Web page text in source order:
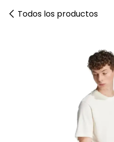
Todos los productos